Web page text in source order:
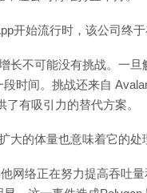
开始流行时，该公司终
长不可能没有挑战。一
时间。挑战还来自
有吸引力的替代方案。
大的体量也意味着它的处
网络正在努力提高吞吐